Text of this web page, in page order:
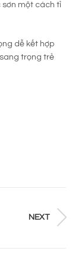
sơn một cách tỉ
dễ kết hợp
trọng trẻ
NEXT